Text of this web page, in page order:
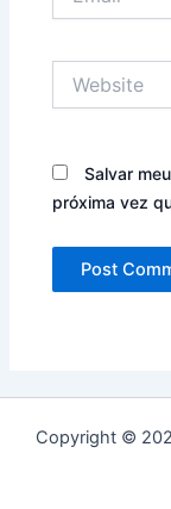
Salvar
próxima vez
Copyright ©